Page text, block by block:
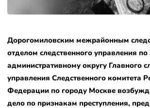
Дорогомиловским межрайонным
отделом следственного управления
административному округу Главного
управления Следственного комитета
Федерации по городу Москве
дело по признакам преступления,